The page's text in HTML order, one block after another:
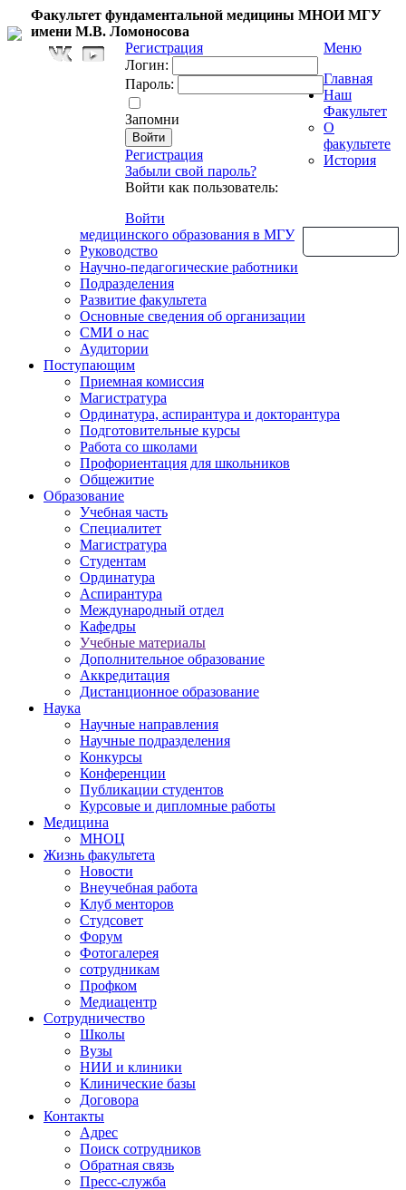
Факультет фундаментальной медицины МНОИ МГУ
имени М.В. Ломоносова
Регистрация
Логин:
Пароль:
Запомни
Регистрация
Забыли свой пароль?
Войти как пользователь:
Войти
Меню
Главная
Наш
Факультет
О
факультете
История
медицинского образования в МГУ
Руководство
Научно-педагогические работники
Подразделения
Развитие факультета
Основные сведения об организации
СМИ о нас
Аудитории
Поступающим
Приемная комиссия
Магистратура
Ординатура, аспирантура и докторантура
Подготовительные курсы
Работа со школами
Профориентация для школьников
Общежитие
Образование
Учебная часть
Специалитет
Магистратура
Студентам
Ординатура
Аспирантура
Международный отдел
Кафедры
Учебные материалы
Дополнительное образование
Аккредитация
Дистанционное образование
Наука
Научные направления
Научные подразделения
Конкурсы
Конференции
Публикации студентов
Курсовые и дипломные работы
Медицина
МНОЦ
Жизнь факультета
Новости
Внеучебная работа
Клуб менторов
Студсовет
Форум
Фотогалерея
сотрудникам
Профком
Медиацентр
Сотрудничество
Школы
Вузы
НИИ и клиники
Клинические базы
Договора
Контакты
Адрес
Поиск сотрудников
Обратная связь
Пресс-служба